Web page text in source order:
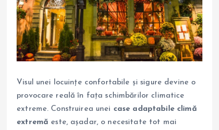
Visul unei locuințe confortabile și sigure devine o
provocare reală în fața schimbărilor climatice
extreme. Construirea unei case adaptabile climă
extremă este, așadar, o necesitate tot mai